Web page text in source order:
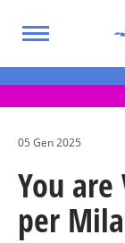
main
Toggle
Eventi per
nella
05 Gen 2025
You are
per